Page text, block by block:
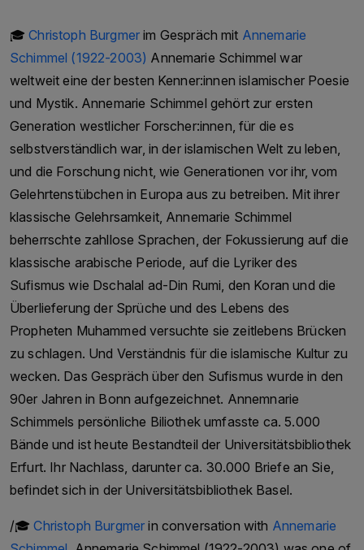
Aktivitäten erstrecken sich über verschiedene
Branchen, darunter Textil, Zement und Medien.
Unter der Führung von Hameed Haroon wurde
die Dawn Media Group zu einem der führenden
Medienunternehmen Pakistans. Das
Unternehmen besitzt und betreibt eine Reihe von
Medienangeboten, darunter die
englischsprachige Zeitung „Dawn“, die urdu-
sprachige Zeitung „Express“ und den
Fernsehnachrichtensender „Dawn News“.Die
Dawn Media Group unter der Leitung von
Hameed Haroon setzt sich für journalistische
Integrität und Meinungsfreiheit in Pakistan ein.
Sie hat zahlreiche Auszeichnungen und
Anerkennungen für ihren Journalismus erhalten,
darunter den International Press Freedom Award
des Komitees zum Schutz von Journalisten.
/🎓 Hameed Haroon in conversation with
Christoph Burgmer. Hameed Haroon is the
current managing director of the Dawn Media
Group. The Dawn Media Group is a media
the Haroon and Saigol families. The Haroon and
🎓Christoph Burgmer im Gespräch mit Annemarie
Schimmel (1922-2003) Annemarie Schimmel war
weltweit eine der besten Kenner:innen islamischer Poesie
und Mystik. Annemarie Schimmel gehört zur ersten
Generation westlicher Forscher:innen, für die es
selbstverständlich war, in der islamischen Welt zu leben,
und die Forschung nicht, wie Generationen vor ihr, vom
Gelehrtenstübchen in Europa aus zu betreiben. Mit ihrer
klassische Gelehrsamkeit, Annemarie Schimmel
beherrschte zahllose Sprachen, der Fokussierung auf die
klassische arabische Periode, auf die Lyriker des
Sufismus wie Dschalal ad-Din Rumi, den Koran und die
Überlieferung der Sprüche und des Lebens des
Propheten Muhammed versuchte sie zeitlebens Brücken
zu schlagen. Und Verständnis für die islamische Kultur zu
wecken. Das Gespräch über den Sufismus wurde in den
90er Jahren in Bonn aufgezeichnet. Annemnarie
Schimmels persönliche Biliothek umfasste ca. 5.000
Bände und ist heute Bestandteil der Universitätsbibliothek
Erfurt. Ihr Nachlass, darunter ca. 30.000 Briefe an Sie,
befindet sich in der Universitätsbibliothek Basel.
/🎓Christoph Burgmer in conversation with Annemarie